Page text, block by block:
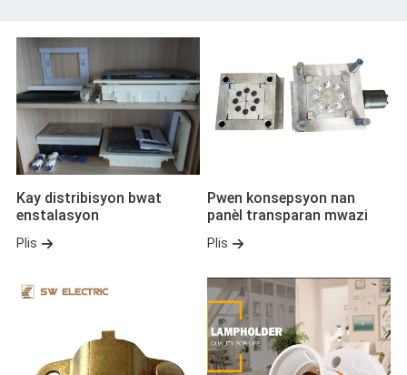
Kay distribisyon bwat
enstalasyon
Plis
Pwen konsepsyon nan
panèl transparan mwazi
Plis